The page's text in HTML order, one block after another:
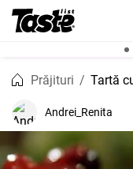
Prăjituri Tartă
Andrei_Renita